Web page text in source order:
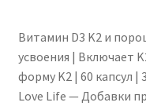
Витамин D3 K2 и
усвоения | Включает
форму K2 | 60 капсул |
Love Life — Добавки